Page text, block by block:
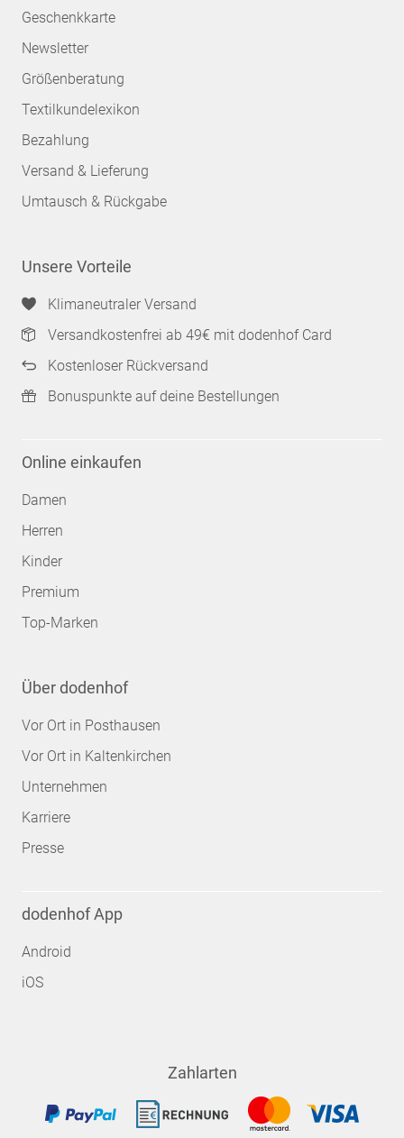
Geschenkkarte
Newsletter
Größenberatung
Textilkundelexikon
Bezahlung
Versand & Lieferung
Umtausch & Rückgabe
Unsere Vorteile
Klimaneutraler Versand
Versandkostenfrei ab 49€ mit dodenhof Card
Kostenloser Rückversand
Bonuspunkte auf deine Bestellungen
Online einkaufen
Damen
Herren
Kinder
Premium
Top-Marken
Über dodenhof
Vor Ort in Posthausen
Vor Ort in Kaltenkirchen
Unternehmen
Karriere
Presse
dodenhof App
Android
iOS
Zahlarten